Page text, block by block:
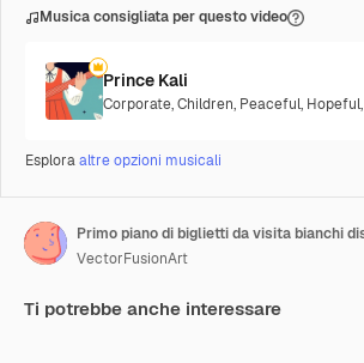
Musica consigliata per questo video
Prince Kali
Corporate,Children, Peaceful, Hopeful,
Esploraaltre opzioni musicali
VectorFusionArt
Ti potrebbe anche interessare